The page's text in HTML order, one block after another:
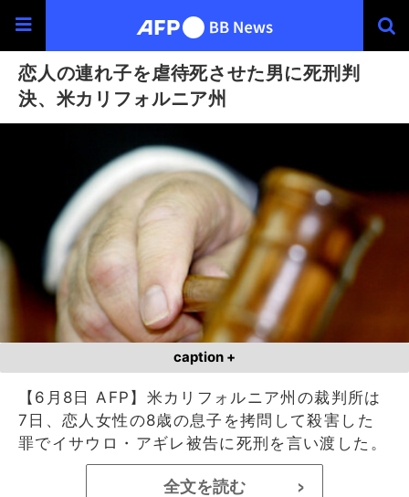
恋人の連れ子を虐待死させた男に死刑判
決、米カリフォルニア州
caption +
【6月8日 AFP】米カリフォルニア州の裁判所は
7日、恋人女性の8歳の息子を拷問して殺害した
罪でイサウロ・アギレ被告に死刑を言い渡した。
全文を読む >